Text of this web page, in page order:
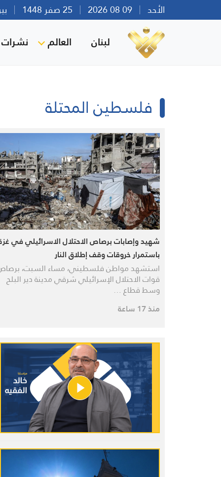
الأحد
لبنان العالم نشرات
فلسطين المحتلة
شهيد وإصابات برصاص الاحتلال الاسرائيلي في
باستمرار خروقات وقف إطلاق النار
استشهد مواطن فلسطيني، مساء السبت،
قوات الاحتلال الإسرائيلي شرقي مدينة دير البلح
وسط قطاع …
منذ 17 ساعة